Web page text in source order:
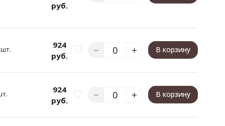
руб.
924
руб.
В корзину
924
руб.
В корзину